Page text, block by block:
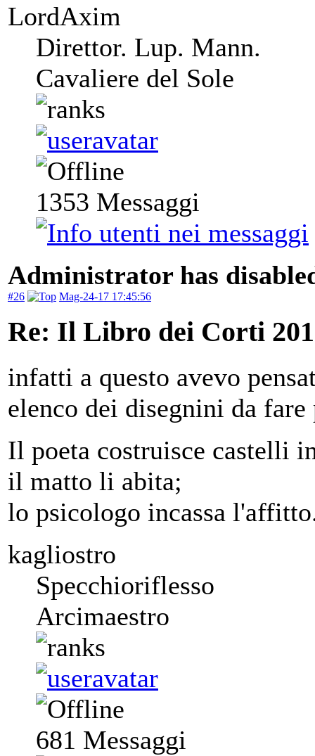
LordAxim
Direttor. Lup. Mann.
Cavaliere del Sole
1353 Messaggi
Administrator has
#26 Mag-24-17 17:45:56
Re: Il Libro dei Corti
infatti a questo avevo
elenco dei disegnini da
Il poeta costruisce castelli
il matto li abita;
lo psicologo incassa
kagliostro
Specchioriflesso
Arcimaestro
681 Messaggi